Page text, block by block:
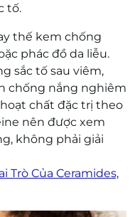
tố.
thế kem chống
phác đồ da liễu.
sắc tố sau viêm,
chống nắng nghiêm
chất đặc trị theo
nên được xem
không phải giải
Trò Của Ceramides,